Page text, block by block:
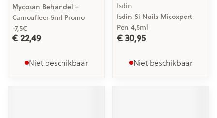
Mycosan Behandel +
Camoufleer 5ml Promo
-7,5€
€ 22,49
Niet beschikbaar
Isdin
Isdin Si Nails Micoxpert
Pen 4,5ml
€ 30,95
Niet beschikbaar